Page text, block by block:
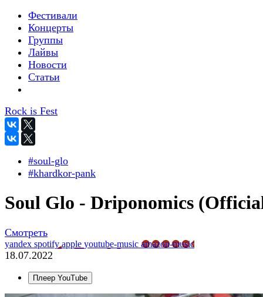
Фестивали
Концерты
Группы
Лайвы
Новости
Статьи
Rock is Fest
#soul-glo
#khardkor-pank
Soul Glo - Driponomics
Смотреть
yandex spotifyapple youtube-music amazon-music
18.07.2022
Плеер YouTube